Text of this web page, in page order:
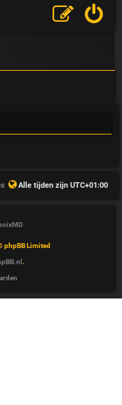
Alle tijden zijn UTC+01:00
phpBB Limited
.